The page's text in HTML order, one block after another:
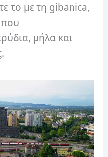
το με τη gibanica,
που
μήλα και